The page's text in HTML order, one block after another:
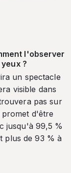
l'observer
?
un spectacle
visible dans
pas sur
promet d'être
jusqu'à 99,5 %
plus de 93 % à